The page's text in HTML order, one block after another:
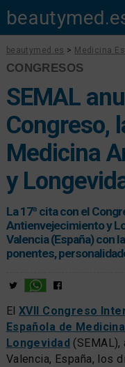
beautymed.es > Medicina
CONGRESOS
SEMAL
Congreso,
Medicina
y
La 17ª cita con el
Antienvejecimiento y
Valencia (España) con
ponentes,
El XVII Congreso
Española de
Longevidad
Valencia, España, los